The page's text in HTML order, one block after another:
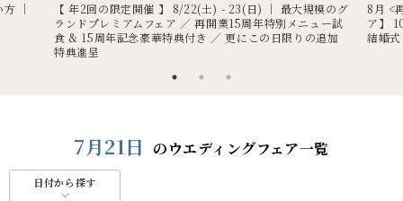
方 │
【 年2回の限定開催 】 8/22(土) - 23(日) ｜ 最大規模のグ
ランドプレミアムフェア ／ 再開業15周年特別メニュー試
食 & 15周年記念豪華特典付き ／ 更にこの日限りの追加
特典進呈
8月 <
ア】
結婚式
7月21日 のウエディングフェア一覧
日付から探す